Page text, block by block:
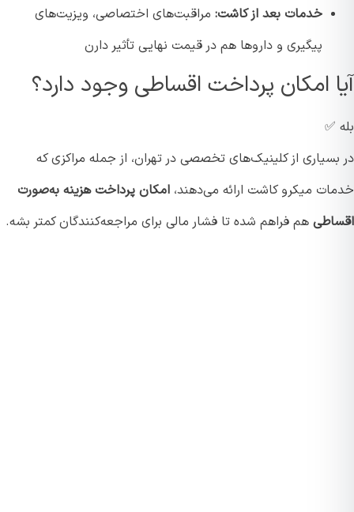
خدمات بعد از کاشت:مراقبت‌های اختصاصی، ویزیت‌های
پیگیری و داروها هم در قیمت نهایی تأثیر دارن
امکان پرداخت اقساطی وجود دارد؟
از کلینیک‌های تخصصی در تهران، از جمله مراکزی که
میکرو کاشت ارائه می‌دهند،امکان پرداخت هزینه به‌صورت
هم فراهم شده تا فشار مالی برای مراجعه‌کنندگان کمتر بشه.